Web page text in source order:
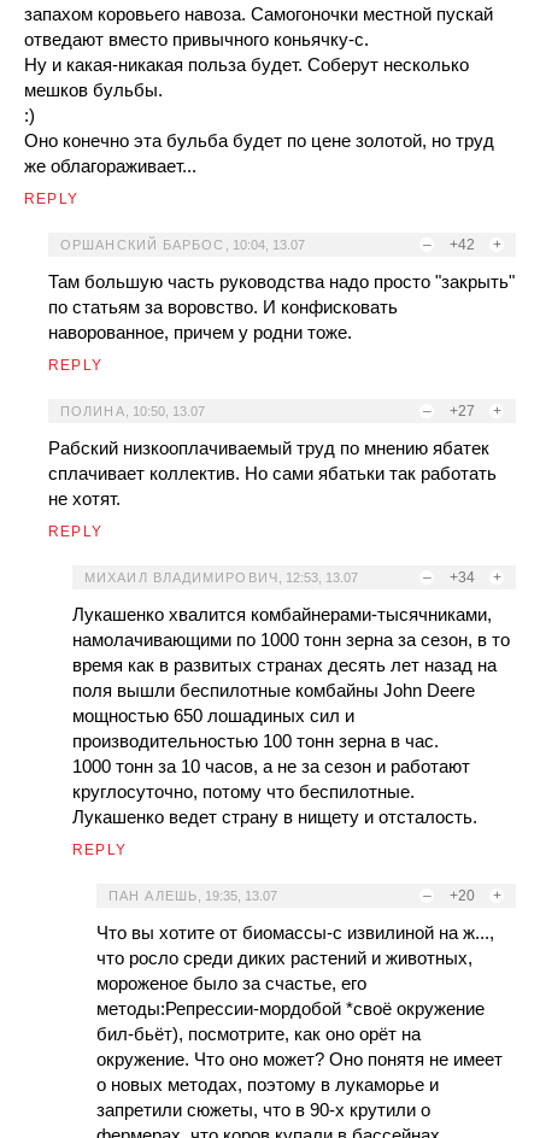
запахом коровьего навоза. Самогоночки местной пускай
отведают вместо привычного коньячку-с.
Ну и какая-никакая польза будет. Соберут несколько
мешков бульбы.
:)
Оно конечно эта бульба будет по цене золотой, но труд
же облагораживает...
REPLY
– +42 +
ОРШАНСКИЙ БАРБОС 10:04, 13.07
Там большую часть руководства надо просто "закрыть"
по статьям за воровство. И конфисковать
наворованное, причем у родни тоже.
REPLY
– +27 +
ПОЛИНА 10:50, 13.07
Рабский низкооплачиваемый труд по мнению ябатек
сплачивает коллектив. Но сами ябатьки так работать
не хотят.
REPLY
– +34 +
МИХАИЛ ВЛАДИМИРОВИЧ 12:53, 13.07
Лукашенко хвалится комбайнерами-тысячниками,
намолачивающими по 1000 тонн зерна за сезон, в то
время как в развитых странах десять лет назад на
поля вышли беспилотные комбайны John Deere
мощностью 650 лошадиных сил и
производительностью 100 тонн зерна в час.
1000 тонн за 10 часов, а не за сезон и работают
круглосуточно, потому что беспилотные.
Лукашенко ведет страну в нищету и отсталость.
REPLY
– +20 +
ПАН АЛЕШЬ 19:35, 13.07
Что вы хотите от биомассы-с извилиной на ж...,
что росло среди диких растений и животных,
мороженое было за счастье, его
методы:Репрессии-мордобой *своё окружение
бил-бьёт), посмотрите, как оно орёт на
окружение. Что оно может? Оно понятя не имеет
о новых методах, поэтому в лукаморье и
запретили сюжеты, что в 90-х крутили о